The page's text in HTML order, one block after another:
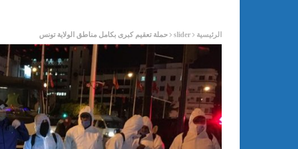
الرئيسية slider حملة تعقيم كبرى بكامل مناطق الولاية تونس